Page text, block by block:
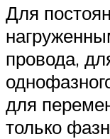
Для
провода,
для
только